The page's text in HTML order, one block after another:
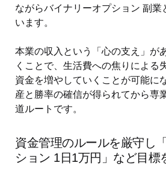
ながらバイナリーオプション 副業
います。
本業の収入という「心の支え」が
くことで、生活費への焦りによる
資金を増やしていくことが可能に
産と勝率の確信が得られてから専
道ルートです。
資金管理のルールを厳守し
ション 1日1万円」など目標